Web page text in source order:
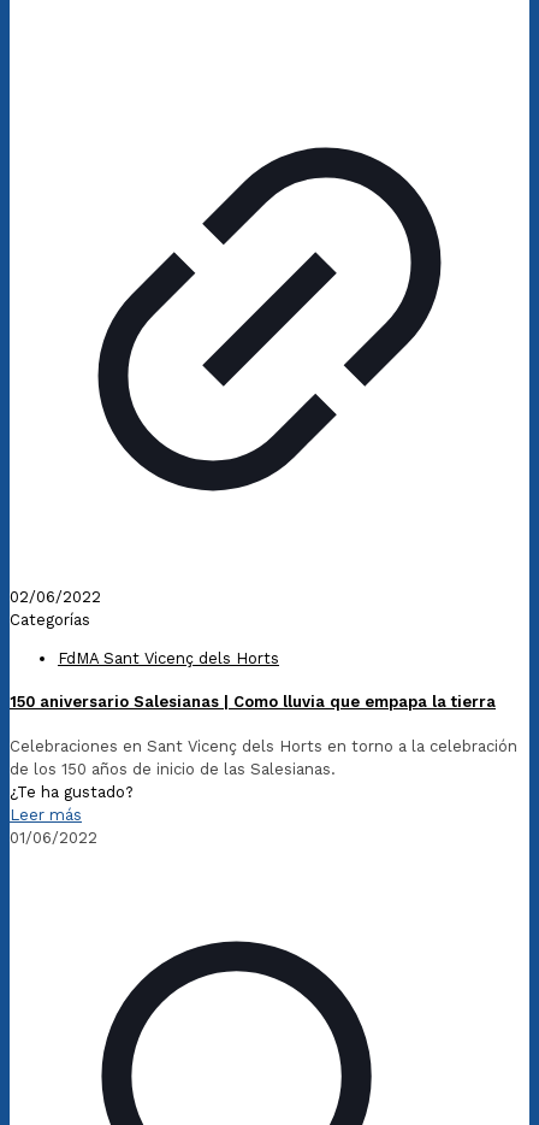
02/06/2022
Categorías
FdMA Sant Vicenç dels Horts
150 aniversario Salesianas | Como lluvia que empapa la tierra
Celebraciones en Sant Vicenç dels Horts en torno a la celebración
de los 150 años de inicio de las Salesianas.
¿Te ha gustado?
Leer más
01/06/2022